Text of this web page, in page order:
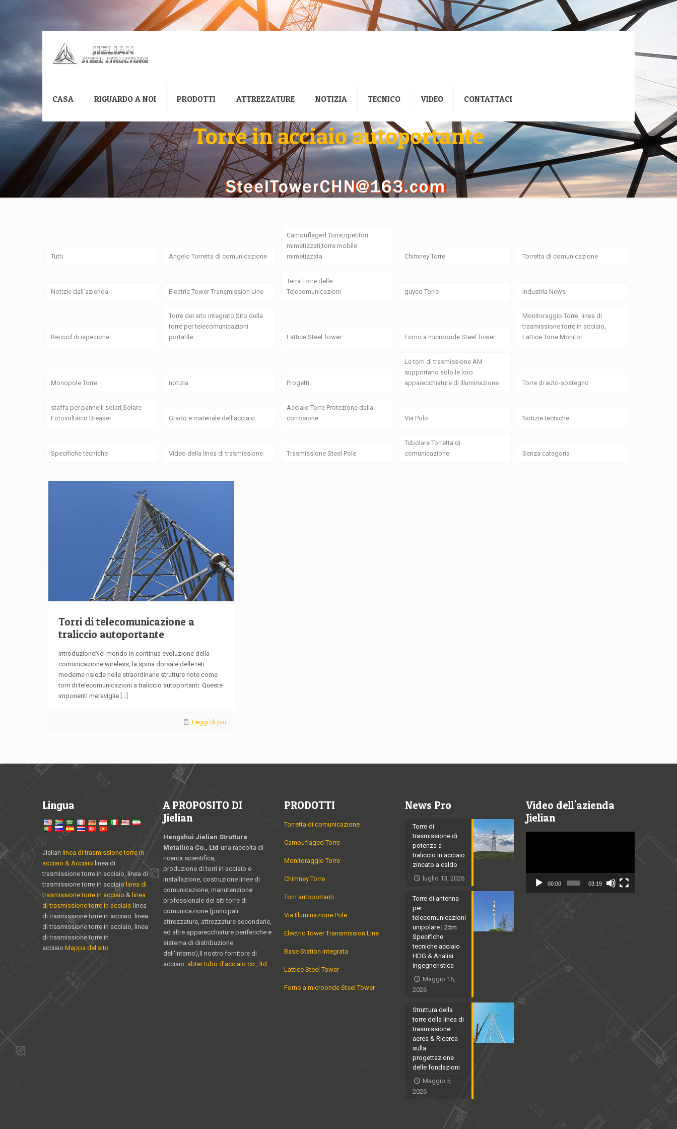
CASA RIGUARDO A NOI PRODOTTI ATTREZZATURE NOTIZIA TECNICO VIDEO CONTATTACI
Torre in acciaio autoportante
Tutti Angelo Torretta di comunicazione
Camouflaged Torre,ripetitori
mimetizzati,torre mobile
mimetizzata
Chimney Torre Torretta di comunicazione
Notizie dall'azienda Electric Tower Transmission Line
Terra Torre delle
Telecomunicazioni
guyed Torre industria News
Record di ispezione
Torre del sito integrato,Sito della
torre per telecomunicazioni
portatile
Lattice Steel Tower Forno a microonde Steel Tower
Monitoraggio Torre, linea di
trasmissione torre in acciaio,
Lattice Torre Monitor
Monopole Torre notizia Progetti
Le torri di trasmissione AM
supportano solo le loro
apparecchiature di illuminazione
Torre di auto-sostegno
staffa per pannelli solari,Solare
Fotovoltaico Breaket
Grado e materiale dell'acciaio
Acciaio Torre Protezione dalla
corrosione
Via Polo Notizie tecniche
Specifiche tecniche Video della linea di trasmissione Trasmissione Steel Pole
Tubolare Torretta di
comunicazione
Senza categoria
Torri di telecomunicazione a
traliccio autoportante
IntroduzioneNel mondo in continua evoluzione della
comunicazione wireless, la spina dorsale delle reti
moderne risiede nelle straordinarie strutture note come
torri di telecomunicazioni a traliccio autoportanti. Queste
imponenti meraviglie[...]
Leggi di più
Lingua
Jielian linea di trasmissione torre in
acciaio & Acciaio linea di
trasmissione torre in acciaio, linea di
trasmissione torre in acciaio linea di
trasmissione torre in acciaio & linea
di trasmissione torre in acciaio linea
di trasmissione torre in acciaio. linea
di trasmissione torre in acciaio, linea
di trasmissione torre in
acciaio.Mappa del sito
A PROPOSITO DI
Jielian
Hengshui Jielian Struttura
Metallica Co., Ltd-una raccolta di
ricerca scientifica,
produzione di torri in acciaio e
installazione, costruzione linee di
comunicazione, manutenzione
professionale dei siti torre di
comunicazione (principali
attrezzature, attrezzature secondarie,
ed altre apparecchiature periferiche e
sistema di distribuzione
dell'interno),Il nostro fornitore di
acciaio :abter tubo d'acciaio co., ltd
PRODOTTI
Torretta di comunicazione
Camouflaged Torre
Monitoraggio Torre
Chimney Torre
Torri autoportanti
Via Illuminazione Pole
Electric Tower Transmission Line
Base Station integrata
Lattice Steel Tower
Forno a microonde Steel Tower
News Pro
Torre di
trasmissione di
potenza a
traliccio in acciaio
zincato a caldo
luglio 13, 2026
Torre di antenna
per
telecomunicazioni
unipolare | 25m
Specifiche
tecniche acciaio
HDG & Analisi
ingegneristica
Maggio 16,
2026
Struttura della
torre della linea di
trasmissione
aerea & Ricerca
sulla
progettazione
delle fondazioni
Maggio 5,
2026
Video dell'azienda
Jielian
00:00 03:19